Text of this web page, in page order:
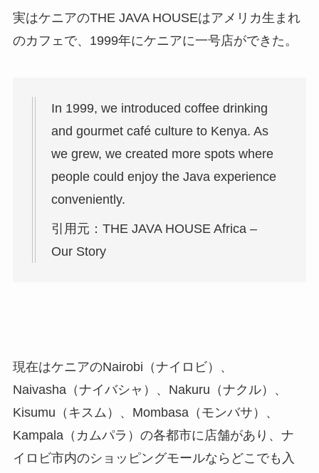
実はケニアのTHE JAVA HOUSEはアメリカ生まれ
のカフェで、1999年にケニアに一号店ができた。
In 1999, we introduced coffee drinking
and gourmet café culture to Kenya. As
we grew, we created more spots where
people could enjoy the Java experience
conveniently.
引用元：THE JAVA HOUSE Africa –
Our Story
現在はケニアのNairobi（ナイロビ）、
Naivasha（ナイバシャ）、Nakuru（ナクル）、
Kisumu（キスム）、Mombasa（モンバサ）、
Kampala（カムパラ）の各都市に店舗があり、ナ
イロビ市内のショッピングモールならどこでも入